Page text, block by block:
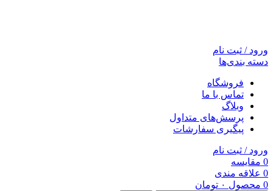
ورود / ثبت نام
دسته بندی‌ها
فروشگاه
تماس با ما
وبلاگ
پرسش‌های متداول
پیگیری سفارشات
ورود / ثبت نام
0 مقایسه
0 علاقه مندی
0 محصول ۰ تومان